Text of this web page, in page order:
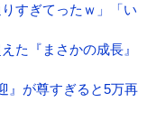
すぎてったｗ」「い
た『まさかの成長』
』が尊すぎると5万再